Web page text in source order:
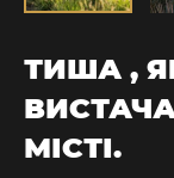
ТИША ,
МІСТІ.